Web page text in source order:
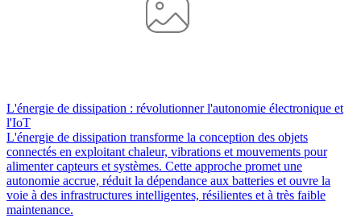
L'énergie de dissipation : révolutionner l'autonomie électronique et
l'IoT
L'énergie de dissipation transforme la conception des objets
connectés en exploitant chaleur, vibrations et mouvements pour
alimenter capteurs et systèmes. Cette approche promet une
autonomie accrue, réduit la dépendance aux batteries et ouvre la
voie à des infrastructures intelligentes, résilientes et à très faible
maintenance.